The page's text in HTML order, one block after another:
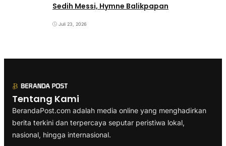
Sedih Messi, Hymne Balikpapan
Juli 23, 2026
Tentang Kami
BerandaPost.com adalah media online yang menghadirkan
berita terkini dan terpercaya seputar peristiwa lokal,
nasional, hingga internasional.